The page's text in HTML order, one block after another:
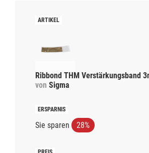
Ribbond THM Verstärkungsband
von Sigma
Sie sparen 28%